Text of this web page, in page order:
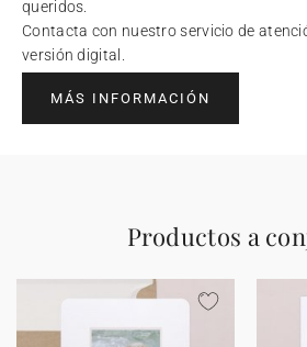
queridos.
Contacta con nuestro servicio de
versión digital.
MÁS INFORMACIÓN
Productos a